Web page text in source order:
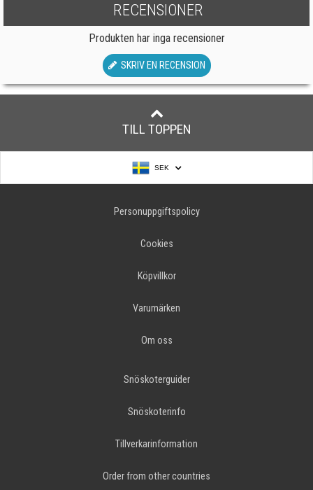
RECENSIONER
Produkten har inga recensioner
SKRIV EN RECENSION
TILL TOPPEN
SEK
Personuppgiftspolicy
Cookies
Köpvillkor
Varumärken
Om oss
Snöskoterguider
Snöskoterinfo
Tillverkarinformation
Order from other countries